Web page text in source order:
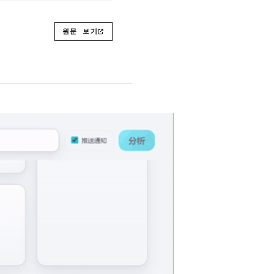
원문 보기